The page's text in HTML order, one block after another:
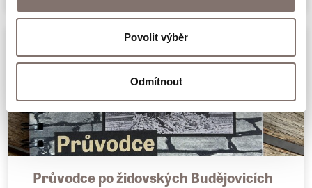
Povolit výběr
Odmítnout
at least for a while. Aft er more than 80 years,
can follow not only the footsteps of Klepy, but
especially
the fate of its creators.
Průvodce po židovských Budějovicích